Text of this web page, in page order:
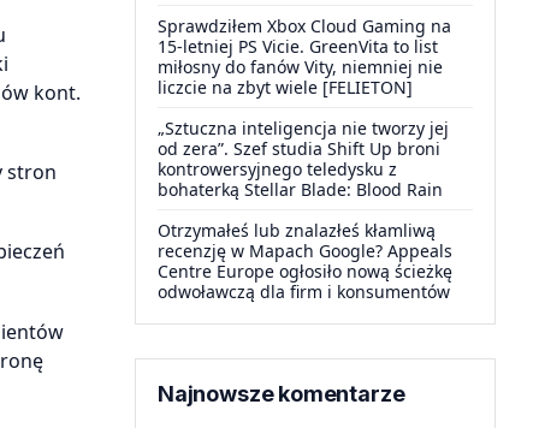
kont.
stron
Sprawdziłem Xbox Cloud Gaming na
15-letniej PS Vicie. GreenVita to list
miłosny do fanów Vity, niemniej nie
liczcie na zbyt wiele [FELIETON]
„Sztuczna inteligencja nie tworzy jej
od zera”. Szef studia Shift Up broni
kontrowersyjnego teledysku z
bohaterką Stellar Blade: Blood Rain
Otrzymałeś lub znalazłeś kłamliwą
recenzję w Mapach Google? Appeals
Centre Europe ogłosiło nową ścieżkę
odwoławczą dla firm i konsumentów
Najnowsze komentarze